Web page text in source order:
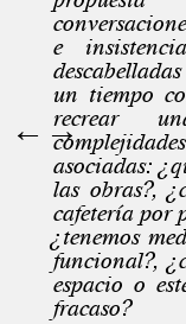
← →
e
un tiempo
recrear
asociadas:
las obras?,
cafetería por
¿tenemos
funcional?,
espacio o
fracaso?